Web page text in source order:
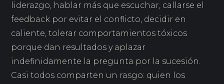
liderazgo, hablar más que escuchar, callarse el
feedback por evitar el conflicto, decidir en
caliente, tolerar comportamientos tóxicos
porque dan resultados y aplazar
indefinidamente la pregunta por la sucesión.
Casi todos comparten un rasgo: quien los